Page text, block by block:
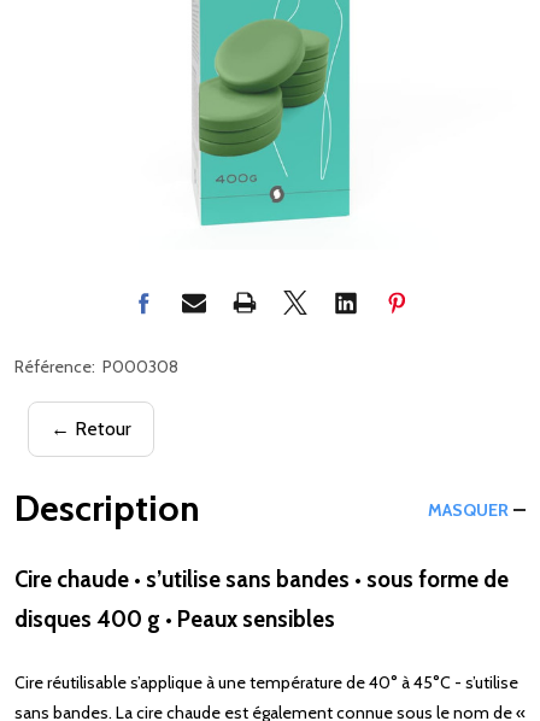
Référence: P000308
← Retour
Description MASQUER
Cire chaude • s’utilise sans bandes • sous forme de
disques 400 g • Peaux sensibles
Cire réutilisable s’applique à une température de 40° à 45°C - s’utilise
sans bandes. La cire chaude est également connue sous le nom de «